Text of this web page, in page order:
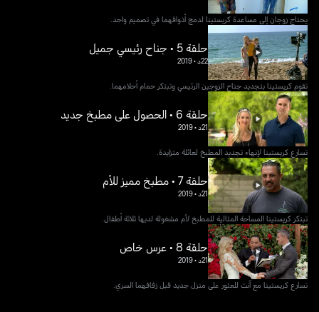
يحتاج زوجان إلى مساعدة كريستينا لدمج أذواقهما في تصميم واحد.
حلقة 5 • جناح رئيسي جميل
22د •
2019
تقوم كريستينا بتجديد جناح الزوجين الرئيسي وتبتكر حمام أحلامهما.
حلقة 6 • الحصول على مطبخ جديد
21د •
2019
تسارع كريستينا لإنهاء تجديد المطبخ لعائلة متزايدة.
حلقة 7 • مطبخ مميز للأم
21د •
2019
تبتكر كريستينا المساحة المثالية للمطبخ لأم مشغولة لديها ثلاثة أطفال.
حلقة 8 • عرس خاص
21د •
2019
تسارع كريستينا مع آنت للعثور على منزل جديد قبل زفافهما السري.